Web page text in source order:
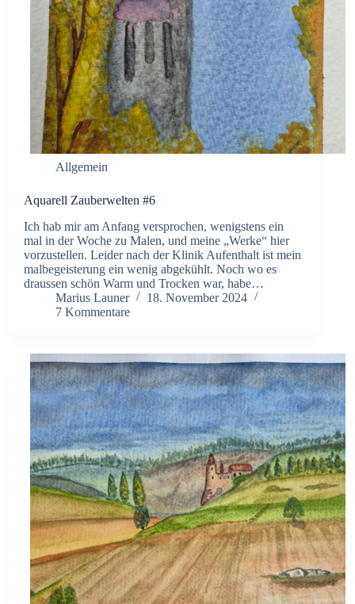
Allgemein
Aquarell Zauberwelten #6
Ich hab mir am Anfang versprochen, wenigstens ein
mal in der Woche zu Malen, und meine „Werke“ hier
vorzustellen. Leider nach der Klinik Aufenthalt ist mein
malbegeisterung ein wenig abgekühlt. Noch wo es
draussen schön Warm und Trocken war, habe…
Marius Launer
18. November 2024
7 Kommentare